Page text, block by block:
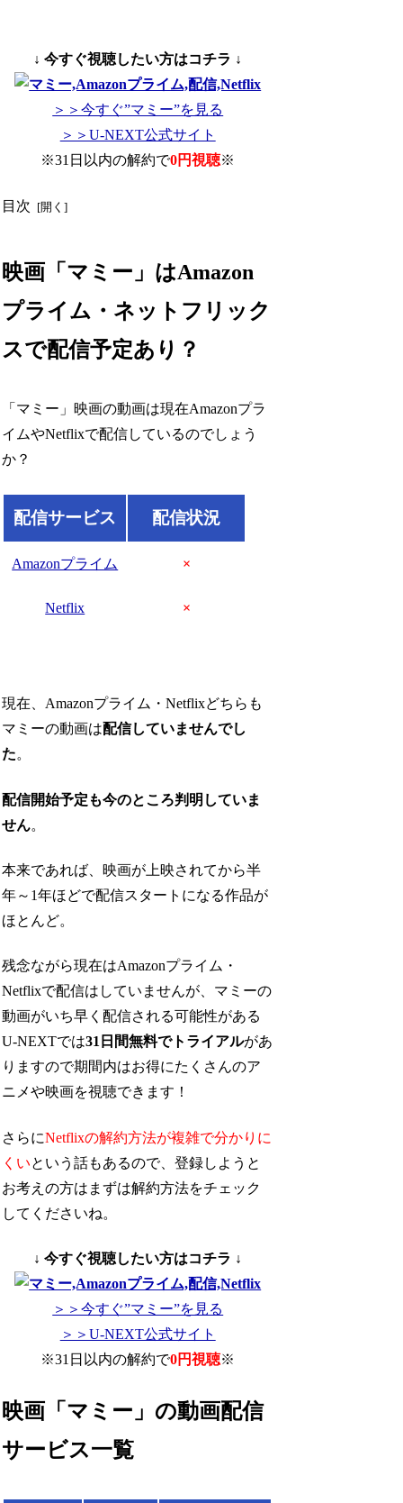
↓ 今すぐ視聴したい方はコチラ ↓
＞＞今すぐ”マミー”を見る
＞＞U-NEXT公式サイト
※31日以内の解約で0円視聴※
目次
映画「マミー」はAmazon
プライム・ネットフリック
スで配信予定あり？
「マミー」映画の動画は現在Amazonプラ
イムやNetflixで配信しているのでしょう
か？
配信サービス 配信状況
Amazonプライム ×
Netflix ×
現在、Amazonプライム・Netflixどちらも
マミーの動画は配信していませんでし
た。
配信開始予定も今のところ判明していま
せん。
本来であれば、映画が上映されてから半
年～1年ほどで配信スタートになる作品が
ほとんど。
残念ながら現在はAmazonプライム・
Netflixで配信はしていませんが、マミーの
動画がいち早く配信される可能性がある
U-NEXTでは31日間無料でトライアルがあ
りますので期間内はお得にたくさんのア
ニメや映画を視聴できます！
さらにNetflixの解約方法が複雑で分かりに
くいという話もあるので、登録しようと
お考えの方はまずは解約方法をチェック
してくださいね。
↓ 今すぐ視聴したい方はコチラ ↓
＞＞今すぐ”マミー”を見る
＞＞U-NEXT公式サイト
※31日以内の解約で0円視聴※
映画「マミー」の動画配信
サービス一覧